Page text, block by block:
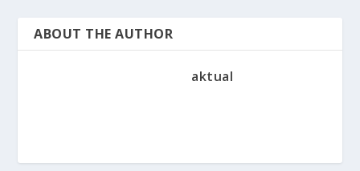
ABOUT THE AUTHOR
aktual